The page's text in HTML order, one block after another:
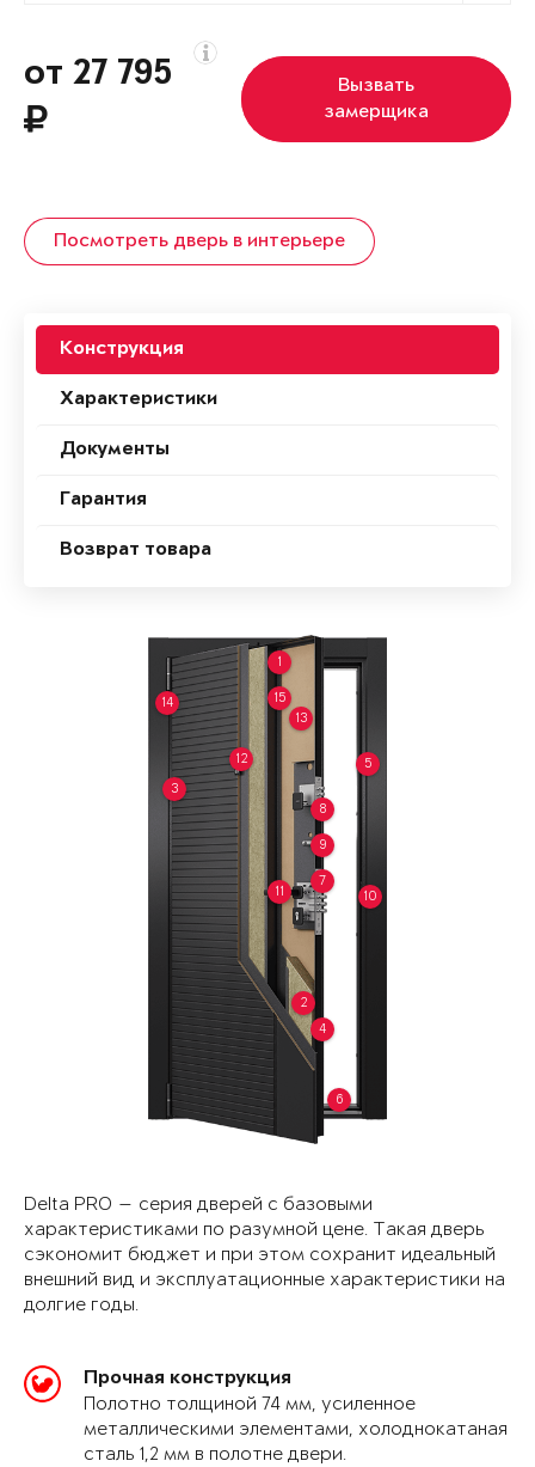
от 27 795
Вызвать
замерщика
Посмотреть дверь в интерьере
Конструкция
Характеристики
Документы
Гарантия
Возврат товара
1
2
3
4
5
6
7
8
9
10
11
12
13
14 15
Delta PRO — серия дверей с базовыми
характеристиками по разумной цене. Такая дверь
сэкономит бюджет и при этом сохранит идеальный
внешний вид и эксплуатационные характеристики на
долгие годы.
Прочная конструкция
Полотно толщиной 74 мм, усиленное
металлическими элементами, холоднокатаная
сталь 1,2 мм в полотне двери.